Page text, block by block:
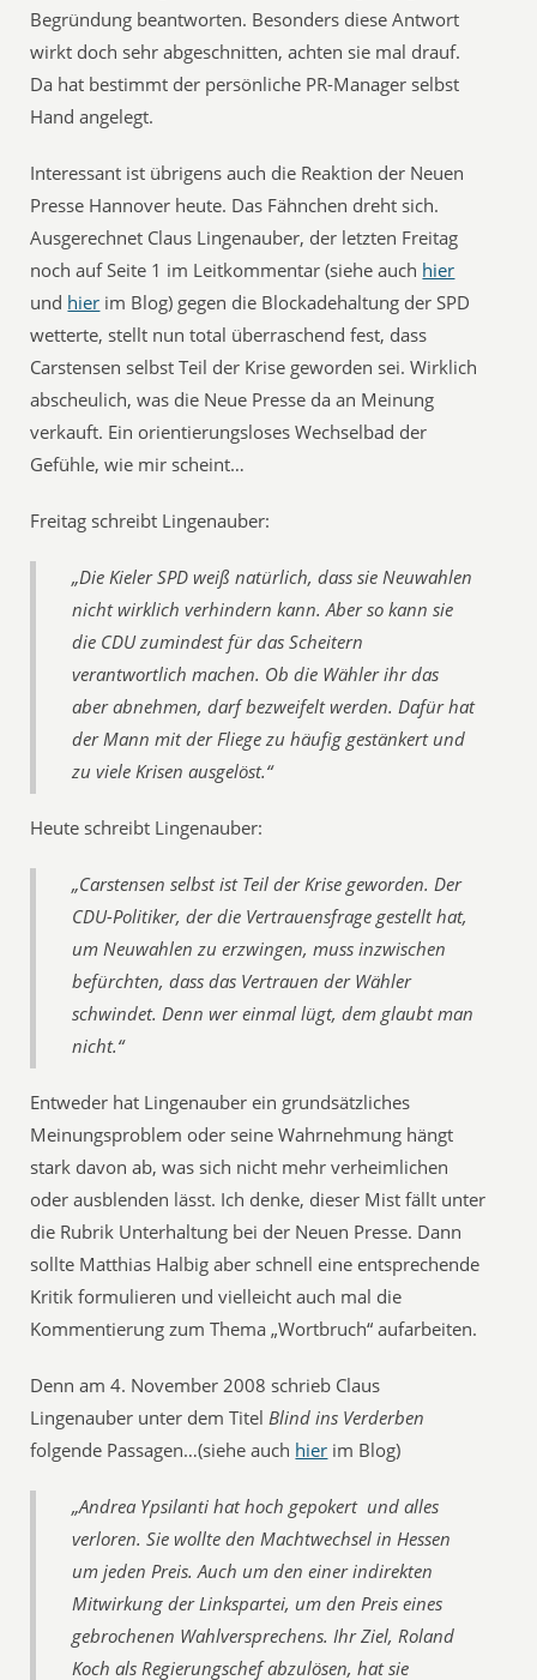
Begründung beantworten. Besonders diese Antwort
wirkt doch sehr abgeschnitten, achten sie mal drauf.
Da hat bestimmt der persönliche PR-Manager selbst
Hand angelegt.
Interessant ist übrigens auch die Reaktion der Neuen
Presse Hannover heute. Das Fähnchen dreht sich.
Ausgerechnet Claus Lingenauber, der letzten Freitag
noch auf Seite 1 im Leitkommentar (siehe auch hier
und hier im Blog) gegen die Blockadehaltung der SPD
wetterte, stellt nun total überraschend fest, dass
Carstensen selbst Teil der Krise geworden sei. Wirklich
abscheulich, was die Neue Presse da an Meinung
verkauft. Ein orientierungsloses Wechselbad der
Gefühle, wie mir scheint…
Freitag schreibt Lingenauber:
„Die Kieler SPD weiß natürlich, dass sie Neuwahlen
nicht wirklich verhindern kann. Aber so kann sie
die CDU zumindest für das Scheitern
verantwortlich machen. Ob die Wähler ihr das
aber abnehmen, darf bezweifelt werden. Dafür hat
der Mann mit der Fliege zu häufig gestänkert und
zu viele Krisen ausgelöst.“
Heute schreibt Lingenauber:
„Carstensen selbst ist Teil der Krise geworden. Der
CDU-Politiker, der die Vertrauensfrage gestellt hat,
um Neuwahlen zu erzwingen, muss inzwischen
befürchten, dass das Vertrauen der Wähler
schwindet. Denn wer einmal lügt, dem glaubt man
nicht.“
Entweder hat Lingenauber ein grundsätzliches
Meinungsproblem oder seine Wahrnehmung hängt
stark davon ab, was sich nicht mehr verheimlichen
oder ausblenden lässt. Ich denke, dieser Mist fällt unter
die Rubrik Unterhaltung bei der Neuen Presse. Dann
sollte Matthias Halbig aber schnell eine entsprechende
Kritik formulieren und vielleicht auch mal die
Kommentierung zum Thema „Wortbruch“ aufarbeiten.
Denn am 4. November 2008 schrieb Claus
Lingenauber unter dem TitelBlind ins Verderben
folgende Passagen…(siehe auch hier im Blog)
„Andrea Ypsilanti hat hoch gepokert  und alles
verloren. Sie wollte den Machtwechsel in Hessen
um jeden Preis. Auch um den einer indirekten
Mitwirkung der Linkspartei, um den Preis eines
gebrochenen Wahlversprechens. Ihr Ziel, Roland
Koch als Regierungschef abzulösen, hat sie